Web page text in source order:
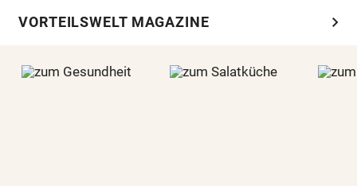
VORTEILSWELT MAGAZINE chevron_right